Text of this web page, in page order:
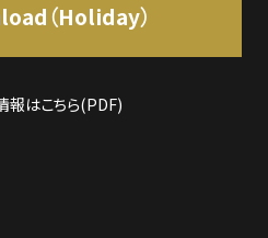
（Holiday）
報はこちら(PDF)